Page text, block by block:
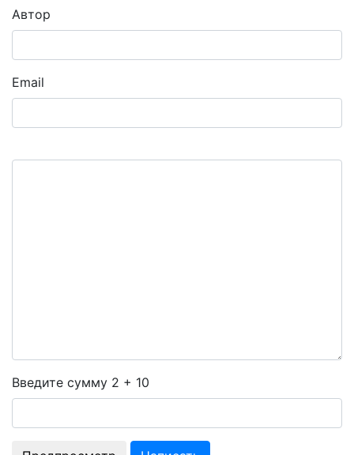
Автор
Email
Введите сумму 2 + 10